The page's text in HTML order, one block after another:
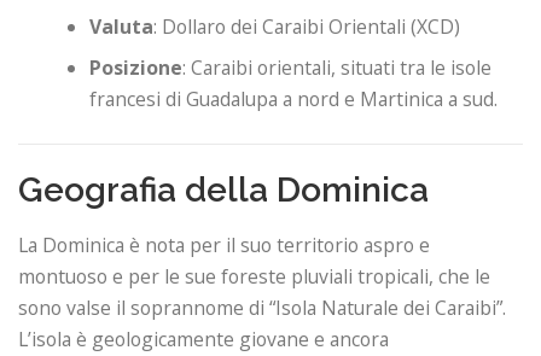
Valuta: Dollaro dei Caraibi Orientali (XCD)
Posizione: Caraibi orientali, situati tra le isole
francesi di Guadalupa a nord e Martinica a sud.
Geografia della Dominica
La Dominica è nota per il suo territorio aspro e
montuoso e per le sue foreste pluviali tropicali, che le
sono valse il soprannome di “Isola Naturale dei Caraibi”.
L’isola è geologicamente giovane e ancora